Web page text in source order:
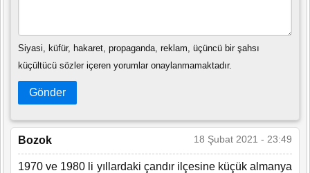
Siyasi, küfür, hakaret, propaganda, reklam, üçüncü bir şahsı
küçültücü sözler içeren yorumlar onaylanmamaktadır.
Gönder
Bozok 18 Şubat 2021 - 23:49
1970 ve 1980 li yıllardaki çandır ilçesine küçük almanya